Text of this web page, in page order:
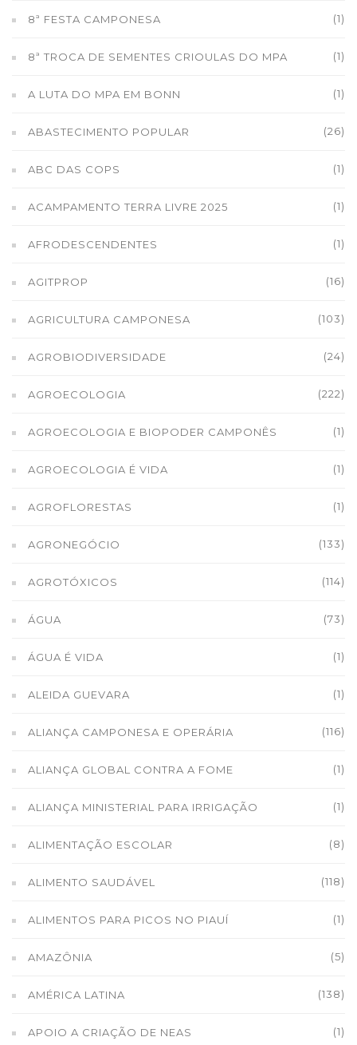
8ª FESTA CAMPONESA (1)
8ª TROCA DE SEMENTES CRIOULAS DO MPA (1)
A LUTA DO MPA EM BONN (1)
ABASTECIMENTO POPULAR (26)
ABC DAS COPS (1)
ACAMPAMENTO TERRA LIVRE 2025 (1)
AFRODESCENDENTES (1)
AGITPROP (16)
AGRICULTURA CAMPONESA (103)
AGROBIODIVERSIDADE (24)
AGROECOLOGIA (222)
AGROECOLOGIA E BIOPODER CAMPONÊS (1)
AGROECOLOGIA É VIDA (1)
AGROFLORESTAS (1)
AGRONEGÓCIO (133)
AGROTÓXICOS (114)
ÁGUA (73)
ÁGUA É VIDA (1)
ALEIDA GUEVARA (1)
ALIANÇA CAMPONESA E OPERÁRIA (116)
ALIANÇA GLOBAL CONTRA A FOME (1)
ALIANÇA MINISTERIAL PARA IRRIGAÇÃO (1)
ALIMENTAÇÃO ESCOLAR (8)
ALIMENTO SAUDÁVEL (118)
ALIMENTOS PARA PICOS NO PIAUÍ (1)
AMAZÔNIA (5)
AMÉRICA LATINA (138)
APOIO A CRIAÇÃO DE NEAS (1)